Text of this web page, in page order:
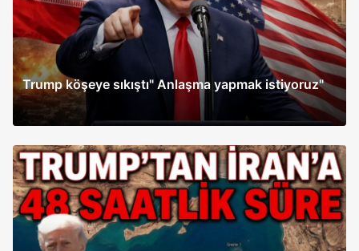
Trump köşeye sıkıştı" Anlaşma yapmak istiyoruz"